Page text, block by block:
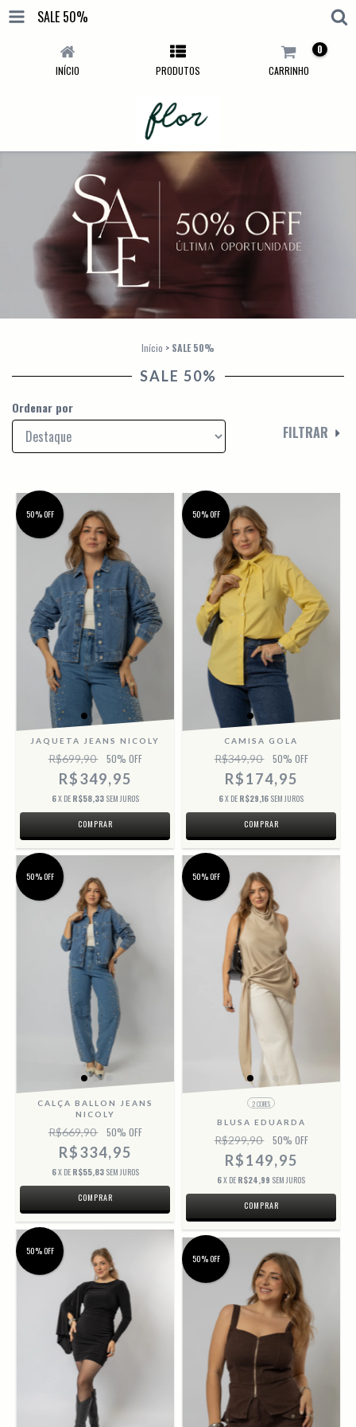
SALE 50%
INÍCIO PRODUTOS CARRINHO
0
Início > SALE 50%
SALE 50%
Ordenar por
FILTRAR
50% OFF
JAQUETA JEANS NICOLY
R$699,90 50% OFF
R$349,95
6X DE R$58,33 SEM JUROS
COMPRAR
50% OFF
CAMISA GOLA
R$349,90 50% OFF
R$174,95
6X DE R$29,16 SEM JUROS
COMPRAR
50% OFF
CALÇA BALLON JEANS
NICOLY
R$669,90 50% OFF
R$334,95
6X DE R$55,83 SEM JUROS
COMPRAR
50% OFF
2 CORES
BLUSA EDUARDA
R$299,90 50% OFF
R$149,95
6X DE R$24,99 SEM JUROS
COMPRAR
50% OFF
50% OFF